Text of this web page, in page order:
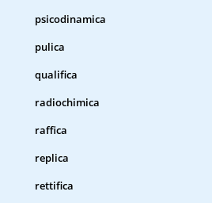
psicodinamica
pulica
qualifica
radiochimica
raffica
replica
rettifica